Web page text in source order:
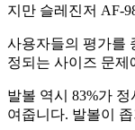
지만 슬레진저 AF-
사용자들의 평가를
정되는 사이즈 문
발볼 역시 83%가
여줍니다. 발볼이